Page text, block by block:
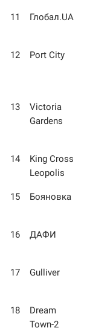
11 Глобал.UA
12 Port City
13
Victoria
Gardens
14
King Cross
Leopolis
15 Бояновка
16 ДАФИ
17 Gulliver
18
Dream
Town-2